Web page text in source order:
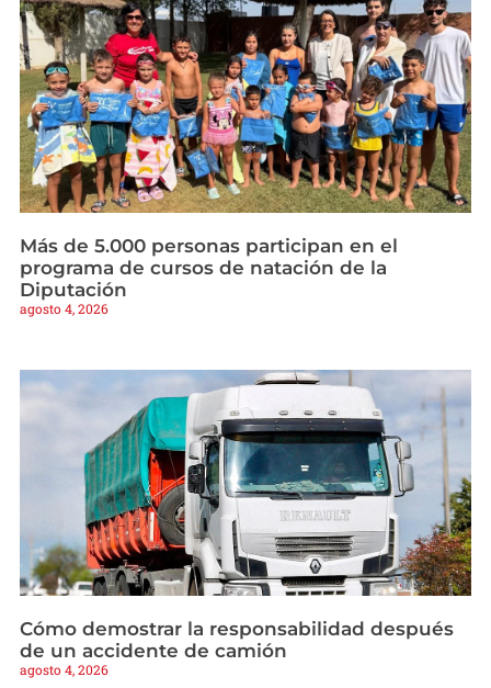
Más de 5.000 personas participan en el
programa de cursos de natación de la
Diputación
agosto 4, 2026
Cómo demostrar la responsabilidad después
de un accidente de camión
agosto 4, 2026